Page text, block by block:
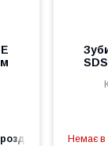
Немає в